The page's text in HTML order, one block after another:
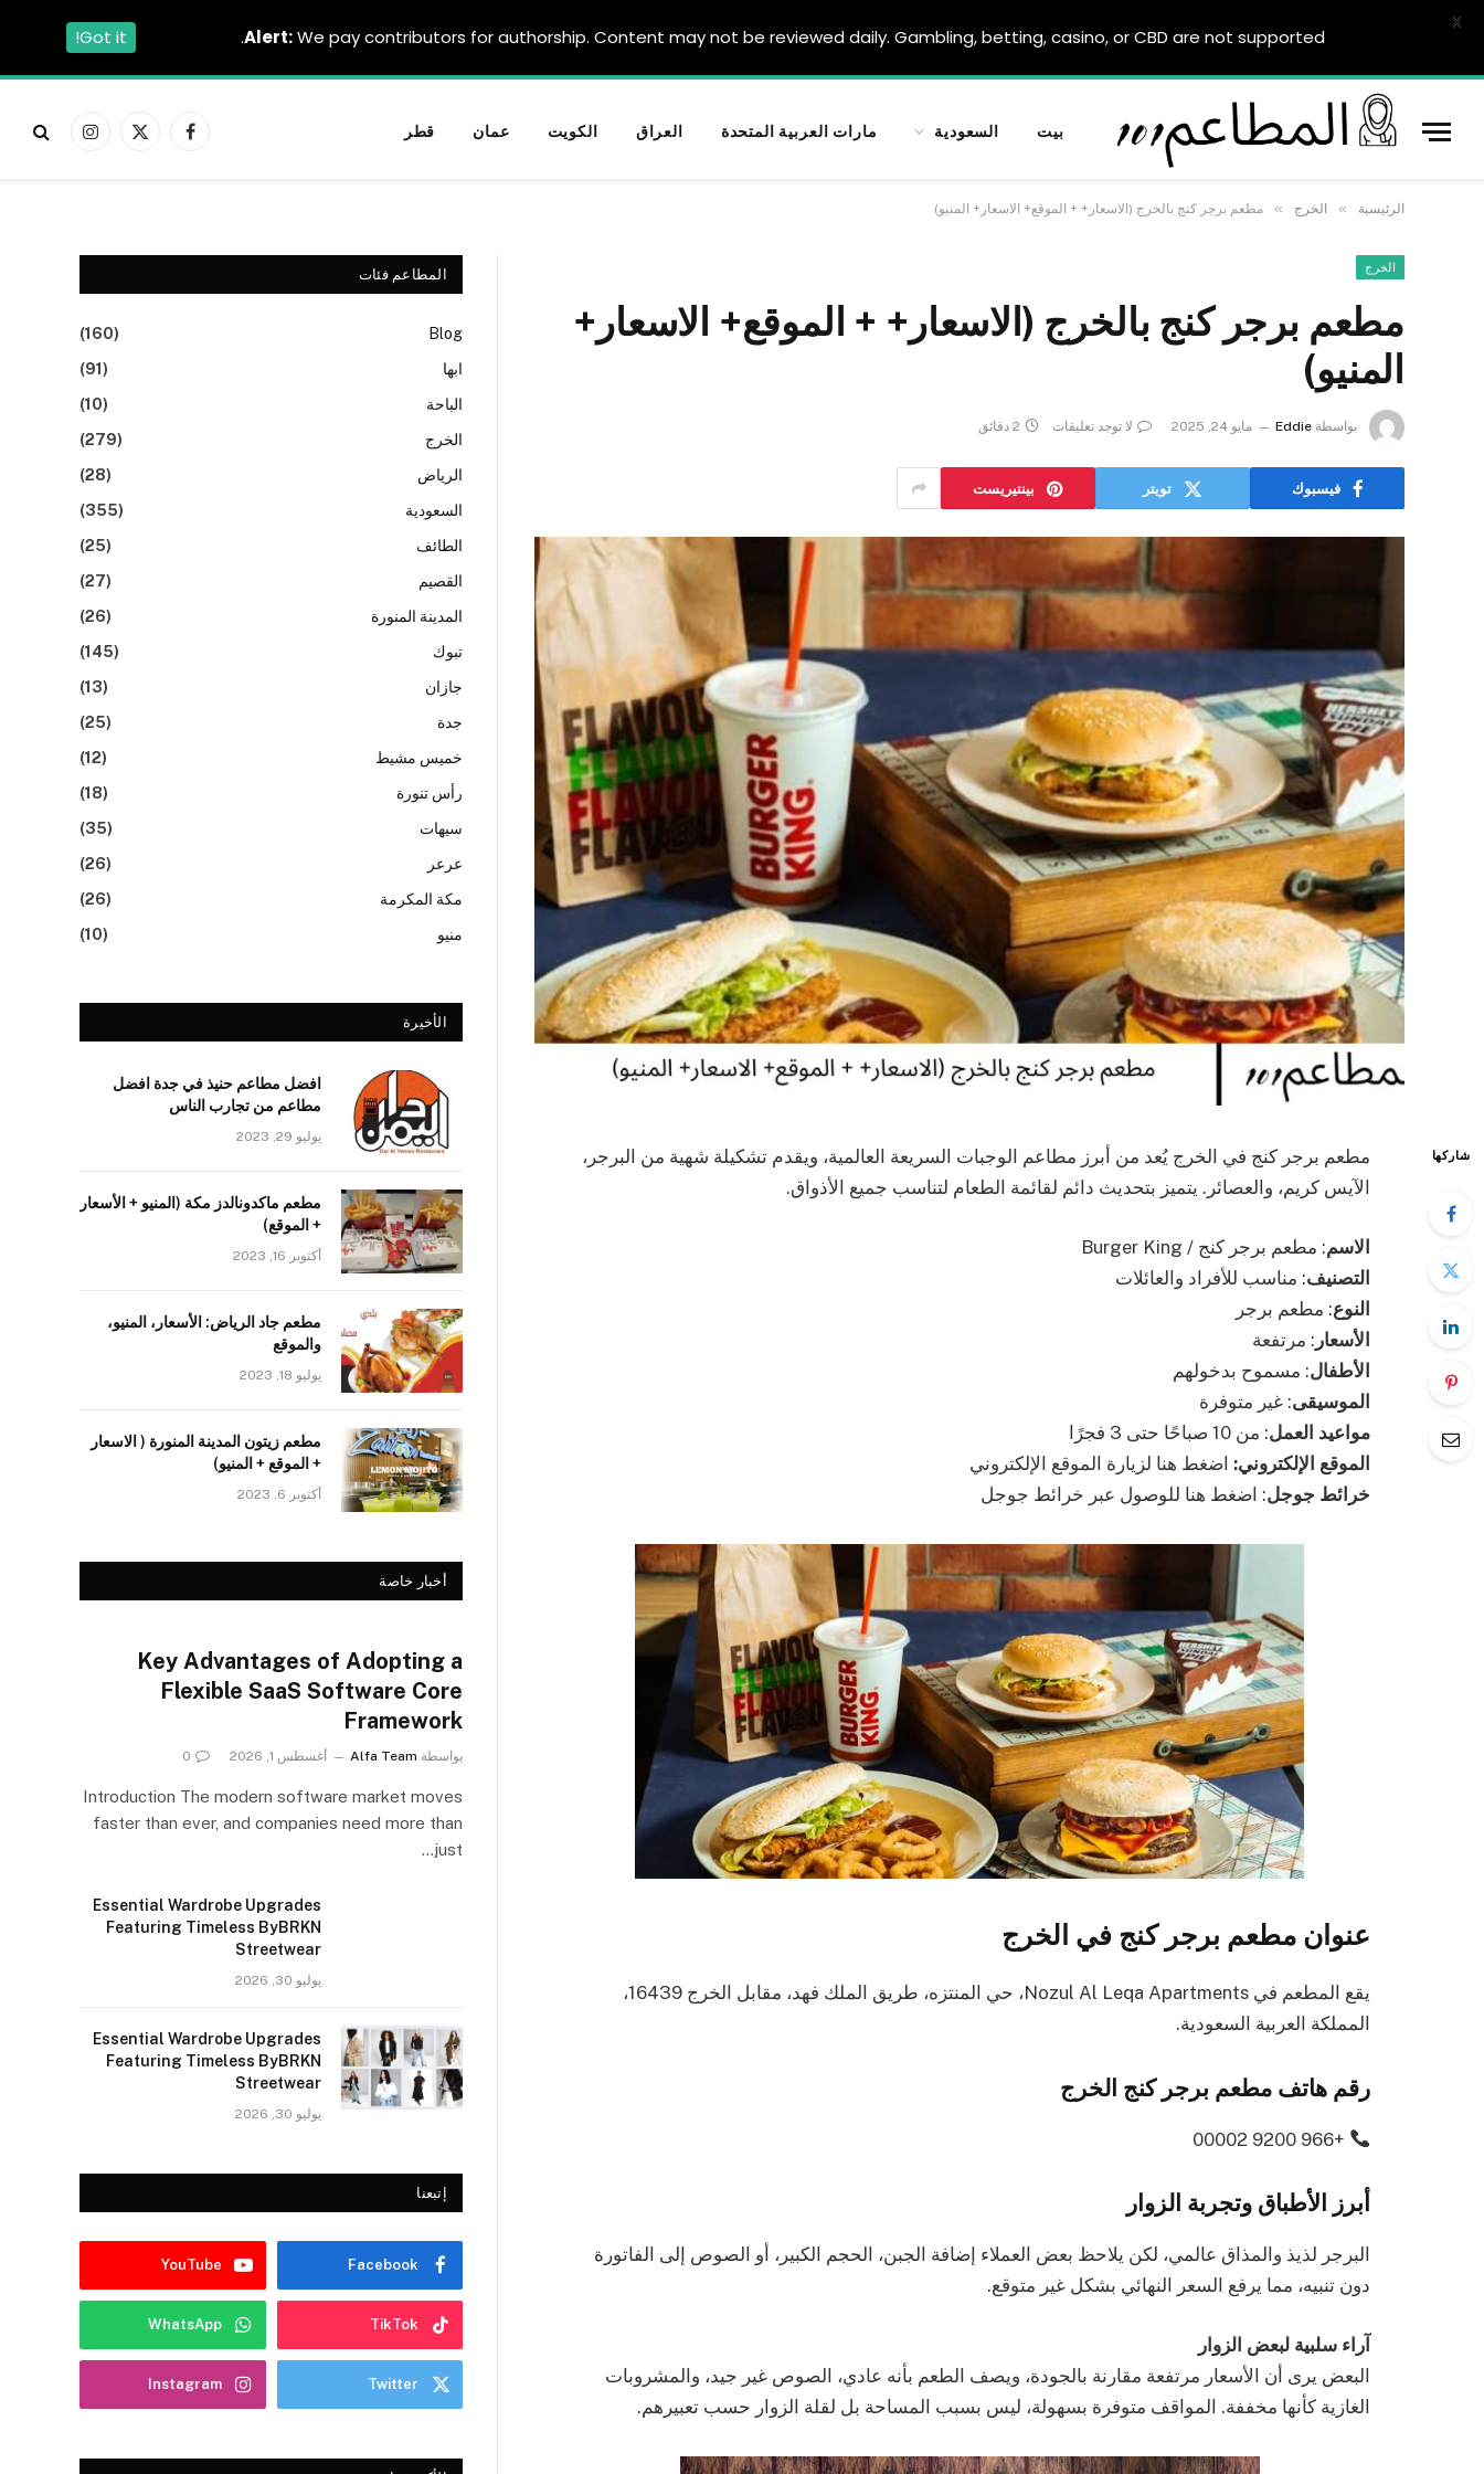
بيت السعودية مارات العربية المتحدة العراق الكويت عمان قطر
فيسبوكX
الانستغرام
الرئيسية » الخرج » مطعم برجر كنج بالخرج (الاسعار+ + الموقع+ الاسعار+ المنيو)
الخرج
مطعم برجر كنج بالخرج (الاسعار+ + الموقع+ الاسعار+
المنيو)
بواسطة Eddie مايو 24, 2025 لا توجد تعليقات 2 دقائق
فيسبوك تويتر بينتيريست
شاركها
مطعم برجر كنج في الخرج يُعد من أبرز مطاعم الوجبات السريعة العالمية، ويقدم تشكيلة شهية من البرجر،
الآيس كريم، والعصائر. يتميز بتحديث دائم لقائمة الطعام لتناسب جميع الأذواق.
الاسم: مطعم برجر كنج / Burger King
التصنيف: مناسب للأفراد والعائلات
النوع: مطعم برجر
الأسعار : مرتفعة
الأطفال: مسموح بدخولهم
الموسيقى: غير متوفرة
مواعيد العمل: من 10 صباحًا حتى 3 فجرًا
الموقع الإلكتروني: اضغط هنا لزيارة الموقع الإلكتروني
خرائط جوجل: اضغط هنا للوصول عبر خرائط جوجل
عنوان مطعم برجر كنج في الخرج
يقع المطعم في Nozul Al Leqa Apartments، حي المنتزه، طريق الملك فهد، مقابل الخرج 16439،
المملكة العربية السعودية.
رقم هاتف مطعم برجر كنج الخرج
+966 9200 00002
أبرز الأطباق وتجربة الزوار
البرجر لذيذ والمذاق عالمي، لكن يلاحظ بعض العملاء إضافة الجبن، الحجم الكبير، أو الصوص إلى الفاتورة
دون تنبيه، مما يرفع السعر النهائي بشكل غير متوقع.
آراء سلبية لبعض الزوار
البعض يرى أن الأسعار مرتفعة مقارنة بالجودة، ويصف الطعم بأنه عادي، الصوص غير جيد، والمشروبات
الغازية كأنها مخففة. المواقف متوفرة بسهولة، ليس بسبب المساحة بل لقلة الزوار حسب تعبيرهم.
المطاعم فئات
Blog
(160)
ابها
(91)
الباحة
(10)
الخرج
(279)
الرياض
(28)
السعودية
(355)
الطائف
(25)
القصيم
(27)
المدينة المنورة
(26)
تبوك
(145)
جازان
(13)
جدة
(25)
خميس مشيط
(12)
رأس تنورة
(18)
سيهات
(35)
عرعر
(26)
مكة المكرمة
(26)
منيو
(10)
الأخيرة
افضل مطاعم حنيذ في جدة افضل
مطاعم من تجارب الناس
يوليو 29, 2023
مطعم ماكدونالدز مكة (المنيو + الأسعار
+ الموقع)
أكتوبر 16, 2023
مطعم جاد الرياض: الأسعار، المنيو،
والموقع
يوليو 18, 2023
مطعم زيتون المدينة المنورة ( الاسعار
+ الموقع + المنيو)
أكتوبر 6, 2023
أخبار خاصة
Key Advantages of Adopting a
Flexible SaaS Software Core
Framework
بواسطة Alfa Team أغسطس 1, 2026 0
Introduction The modern software market moves
faster than ever, and companies need more than
just…
Essential Wardrobe Upgrades
Featuring Timeless ByBRKN
Streetwear
يوليو 30, 2026
Essential Wardrobe Upgrades
Featuring Timeless ByBRKN
Streetwear
يوليو 30, 2026
إتبعنا
Facebook
YouTube
TikTok
WhatsApp
Twitter
Instagram
Alert:We pay contributors for authorship. Content may not be reviewed daily. Gambling, betting, casino, or CBD are not supported.
Got it!
X